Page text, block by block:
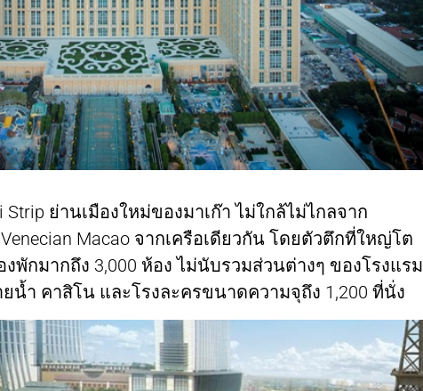
Strip ย่านเมืองใหม่ของมาเก๊า ไม่ใกล้ไม่ไกลจาก
Macao จากเครือเดียวกัน โดยตัวตึกที่ใหญ่โต
พักมากถึง 3,000 ห้อง ไม่นับรวมส่วนต่างๆ ของโรงแรม
ยน้ำ คาสิโน และโรงละครขนาดความจุถึง 1,200 ที่นั่ง